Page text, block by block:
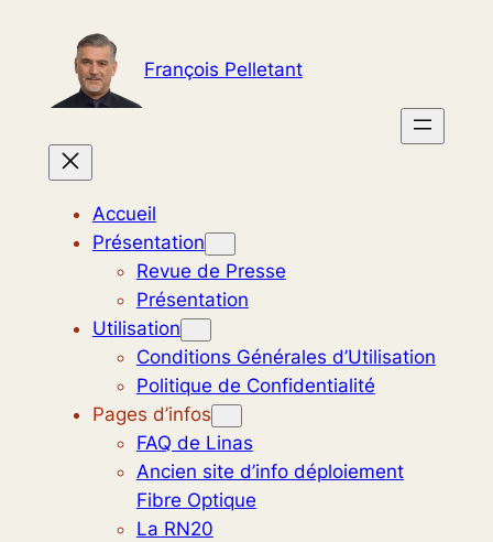
contenu
François Pelletant
Accueil
Présentation
Revue de Presse
Présentation
Utilisation
Conditions Générales d’Utilisation
Politique de Confidentialité
Pages d’infos
FAQ de Linas
Ancien site d’info déploiement
Fibre Optique
La RN20